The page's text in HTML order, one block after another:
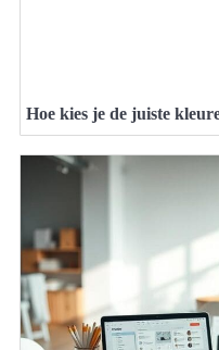
Hoe kies je de juiste